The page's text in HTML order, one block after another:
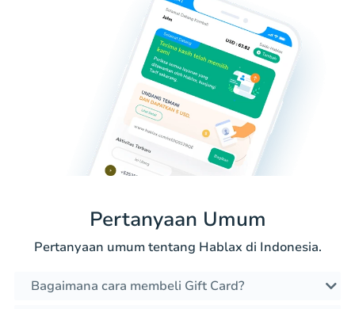
Pertanyaan Umum
Pertanyaan umum tentang Hablax di Indonesia.
Bagaimana cara membeli Gift Card?